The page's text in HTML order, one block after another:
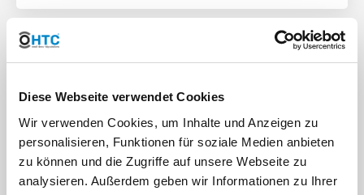
Diese Webseite verwendet Cookies
Wir verwenden Cookies, um Inhalte und Anzeigen zu
personalisieren, Funktionen für soziale Medien anbieten
zu können und die Zugriffe auf unsere Webseite zu
analysieren. Außerdem geben wir Informationen zu Ihrer
Description
{"message":"Value for 'text' not supported."}
Media
There are currently no media files available.